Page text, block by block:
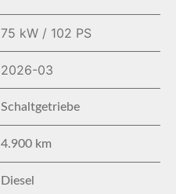
75 kW / 102 PS
2026-03
Schaltgetriebe
4.900 km
Diesel